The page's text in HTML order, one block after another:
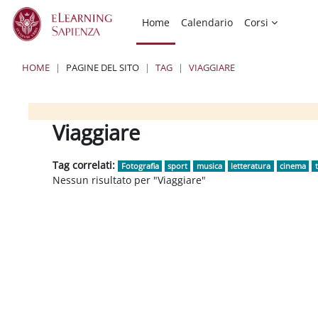
Vai al contenuto principale
Home
Calendario Corsi
HOME PAGINE DEL SITO TAG VIAGGIARE
Blocchi
BlocchiViaggiare
Tag correlati: Fotografia sport musica letteratura cinema
Nessun risultato per "Viaggiare"